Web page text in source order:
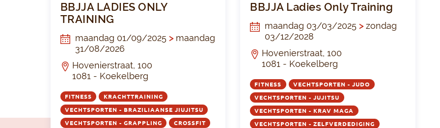
BBJJA LADIES ONLY
TRAINING
maandag 01/09/2025 >maandag
31/08/2026
Hovenierstraat, 100
1081 - Koekelberg
FITNESS KRACHTTRAINING
VECHTSPORTEN - BRAZILIAANSE JIUJITSU
VECHTSPORTEN - GRAPPLING CROSSFIT
BBJJA Ladies Only Training
maandag 03/03/2025 >zondag
03/12/2028
Hovenierstraat, 100
1081 - Koekelberg
FITNESS VECHTSPORTEN - JUDO
VECHTSPORTEN - JUJITSU
VECHTSPORTEN - KRAV MAGA
VECHTSPORTEN - ZELFVERDEDIGING